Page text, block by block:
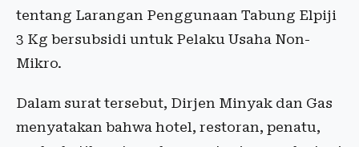
tentang Larangan Penggunaan Tabung Elpiji
3 Kg bersubsidi untuk Pelaku Usaha Non-
Mikro.
Dalam surat tersebut, Dirjen Minyak dan Gas
menyatakan bahwa hotel, restoran, penatu,